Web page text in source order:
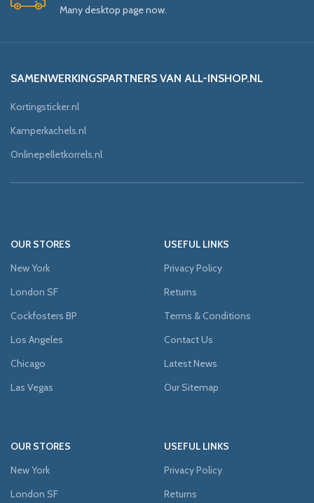
Many desktop page now.
SAMENWERKINGSPARTNERS VAN ALL-INSHOP.NL
Kortingsticker.nl
Kamperkachels.nl
Onlinepelletkorrels.nl
OUR STORES
New York
London SF
Cockfosters BP
Los Angeles
Chicago
Las Vegas
USEFUL LINKS
Privacy Policy
Returns
Terms & Conditions
Contact Us
Latest News
Our Sitemap
OUR STORES
New York
London SF
USEFUL LINKS
Privacy Policy
Returns